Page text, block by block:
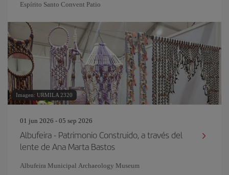
Espírito Santo Convent Patio
Imagen: URMILA 2320
01 jun 2026 - 05 sep 2026
Albufeira - Patrimonio Construido, a través del
lente de Ana Marta Bastos
Albufeira Municipal Archaeology Museum